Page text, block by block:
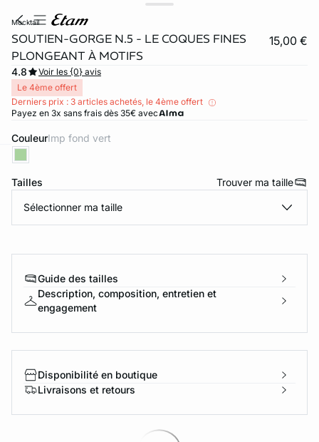
mocktail
SOUTIEN-GORGE N.5 - LE COQUES FINES
PLONGEANT À MOTIFS
15,00 €
4.8
Voir les {0} avis
Le 4ème offert
Derniers prix : 3 articles achetés, le 4ème offert
Payez en 3x sans frais dès 35€ avec
Couleur imp fond vert
Tailles Trouver ma taille
Sélectionner ma taille
Guide des tailles
Description, composition, entretien et
engagement
Disponibilité en boutique
Livraisons et retours